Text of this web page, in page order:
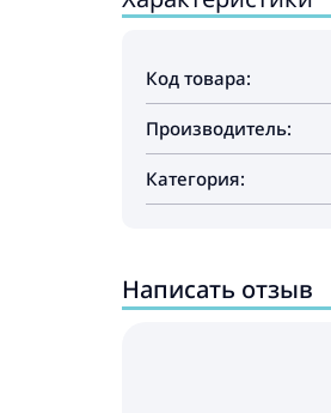
Код товара:
Производитель:
Категория:
Написать отзыв